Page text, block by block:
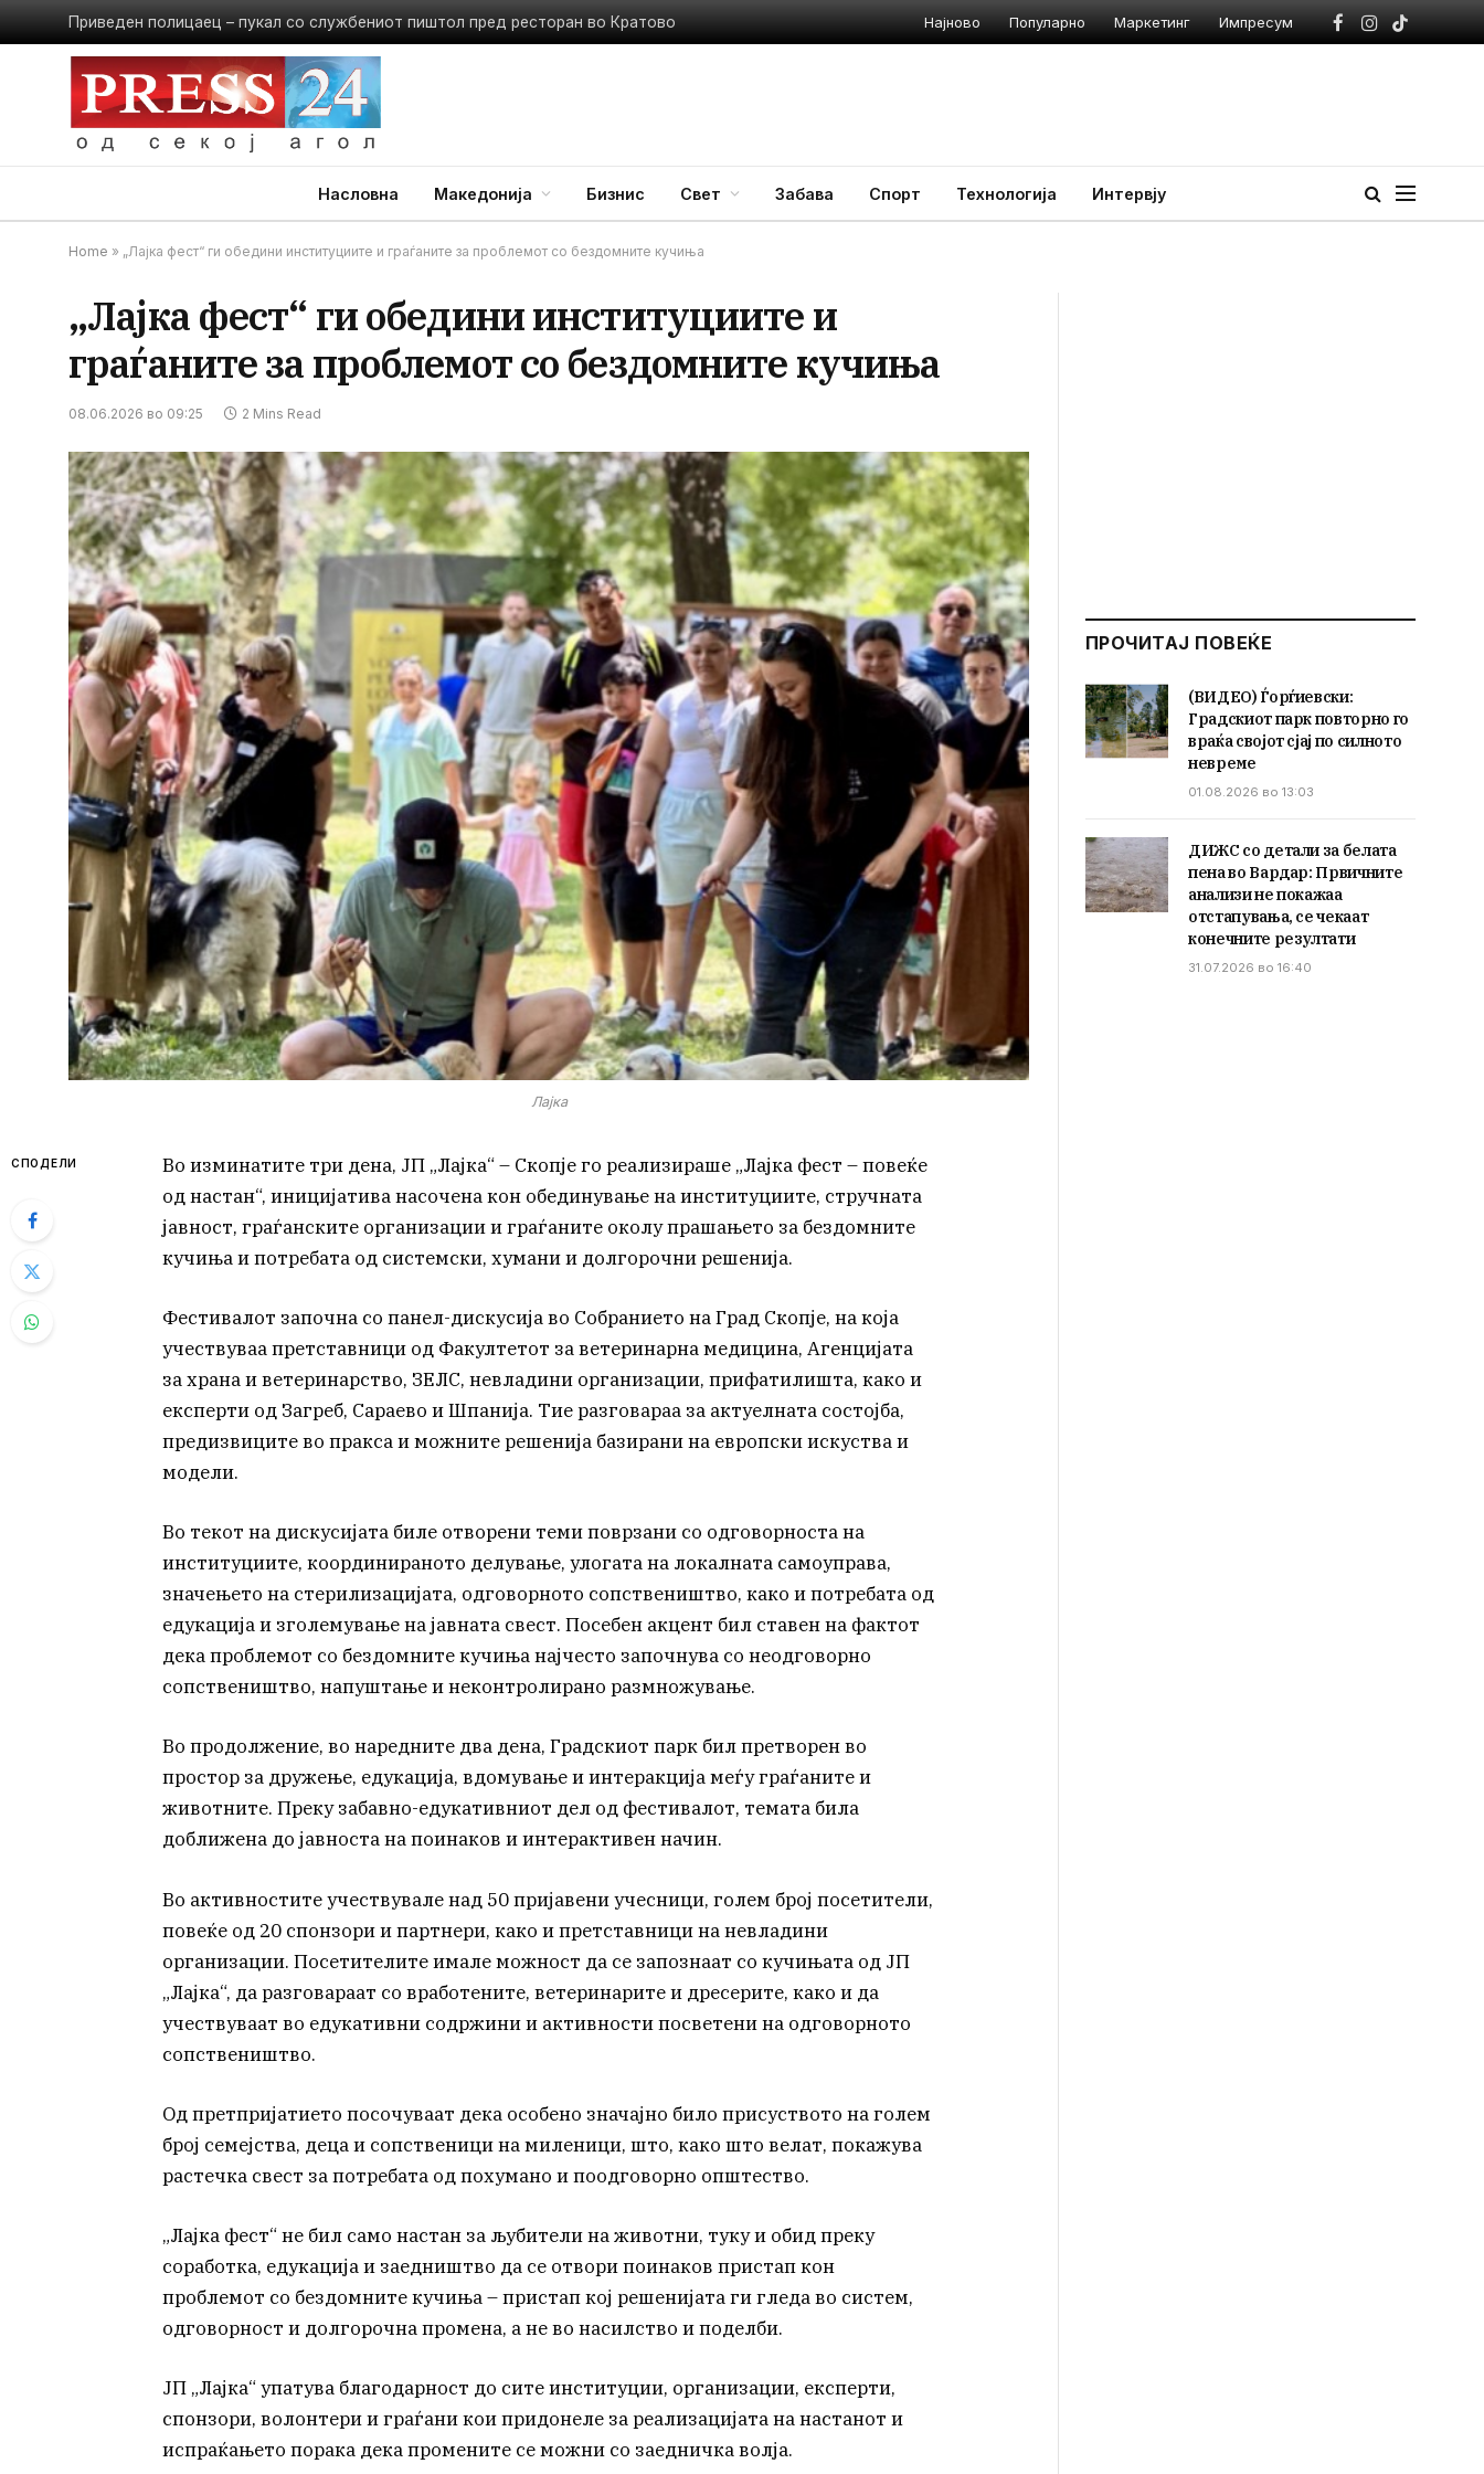
Приведен полицаец – пукал со службениот пиштол пред ресторан во Кратово Најново Популарно Маркетинг Импресум
Facebook
Instagram
TikTok
Насловна Македонија Бизнис Свет Забава Спорт Технологија Интервју
Home » „Лајка фест“ ги обедини институциите и граѓаните за проблемот со бездомните кучиња
„Лајка фест“ ги обедини институциите и
граѓаните за проблемот со бездомните кучиња
08.06.2026 во 09:25 2 Mins Read
Лајка
СПОДЕЛИ
Во изминатите три дена, ЈП „Лајка“ – Скопје го реализираше „Лајка фест – повеќе
од настан“, иницијатива насочена кон обединување на институциите, стручната
јавност, граѓанските организации и граѓаните околу прашањето за бездомните
кучиња и потребата од системски, хумани и долгорочни решенија.
Фестивалот започна со панел-дискусија во Собранието на Град Скопје, на која
учествуваа претставници од Факултетот за ветеринарна медицина, Агенцијата
за храна и ветеринарство, ЗЕЛС, невладини организации, прифатилишта, како и
експерти од Загреб, Сараево и Шпанија. Тие разговараа за актуелната состојба,
предизвиците во пракса и можните решенија базирани на европски искуства и
модели.
Во текот на дискусијата биле отворени теми поврзани со одговорноста на
институциите, координираното делување, улогата на локалната самоуправа,
значењето на стерилизацијата, одговорното сопствеништво, како и потребата од
едукација и зголемување на јавната свест. Посебен акцент бил ставен на фактот
дека проблемот со бездомните кучиња најчесто започнува со неодговорно
сопствеништво, напуштање и неконтролирано размножување.
Во продолжение, во наредните два дена, Градскиот парк бил претворен во
простор за дружење, едукација, вдомување и интеракција меѓу граѓаните и
животните. Преку забавно-едукативниот дел од фестивалот, темата била
доближена до јавноста на поинаков и интерактивен начин.
Во активностите учествувале над 50 пријавени учесници, голем број посетители,
повеќе од 20 спонзори и партнери, како и претставници на невладини
организации. Посетителите имале можност да се запознаат со кучињата од ЈП
„Лајка“, да разговараат со вработените, ветеринарите и дресерите, како и да
учествуваат во едукативни содржини и активности посветени на одговорното
сопствеништво.
Од претпријатието посочуваат дека особено значајно било присуството на голем
број семејства, деца и сопственици на миленици, што, како што велат, покажува
растечка свест за потребата од похумано и поодговорно општество.
„Лајка фест“ не бил само настан за љубители на животни, туку и обид преку
соработка, едукација и заедништво да се отвори поинаков пристап кон
проблемот со бездомните кучиња – пристап кој решенијата ги гледа во систем,
одговорност и долгорочна промена, а не во насилство и поделби.
ЈП „Лајка“ упатува благодарност до сите институции, организации, експерти,
спонзори, волонтери и граѓани кои придонеле за реализацијата на настанот и
испраќањето порака дека промените се можни со заедничка волја.
ПРОЧИТАЈ ПОВЕЌЕ
(ВИДЕО) Ѓорѓиевски:
Градскиот парк повторно го
враќа својот сјај по силното
невреме
01.08.2026 во 13:03
ДИЖС со детали за белата
пена во Вардар: Првичните
анализи не покажаа
отстапувања, се чекаат
конечните резултати
31.07.2026 во 16:40